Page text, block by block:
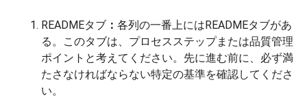
READMEタブ ： 各列の一番上にはREADMEタブがあ
る。このタブは、プロセスステップまたは品質管理
ポイントと考えてください。先に進む前に、必ず満
たさなければならない特定の基準を確認してくださ
い。